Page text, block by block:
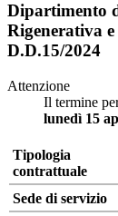
Dipartimento
Rigenerativa
D.D.15/2024
Attenzione
Il termine
lunedì 15
Tipologia
contrattuale
Sede di servizio